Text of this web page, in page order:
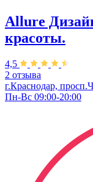
Allure
красоты.
4,5
2 отзыва
г.Краснодар,
Пн-Вс 09:00-20:00